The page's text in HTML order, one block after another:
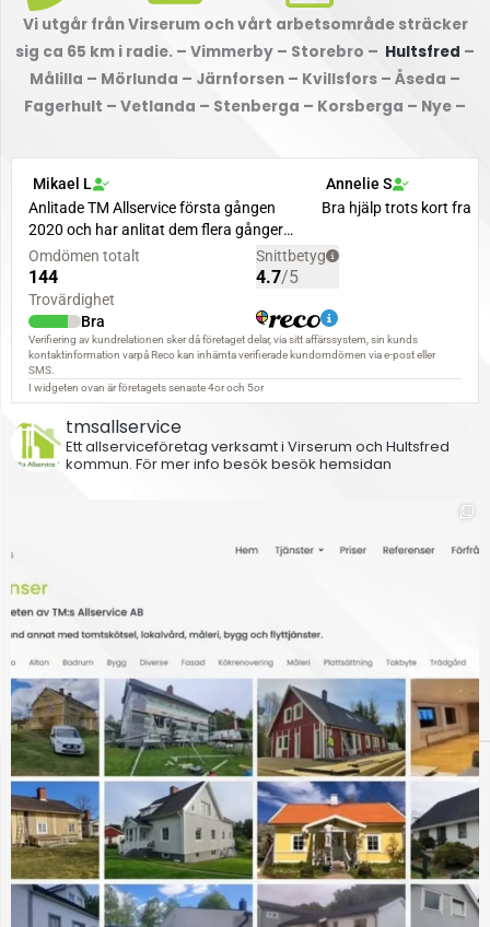
Vi utgår från Virserum och vårt arbetsområde sträcker
sig ca 65 km i radie. – Vimmerby – Storebro – Hultsfred –
Målilla – Mörlunda – Järnforsen – Kvillsfors – Åseda –
Fagerhult – Vetlanda – Stenberga – Korsberga – Nye –
tmsallservice
Ett allserviceföretag verksamt i Virserum och Hultsfred
kommun. För mer info besök besök hemsidan